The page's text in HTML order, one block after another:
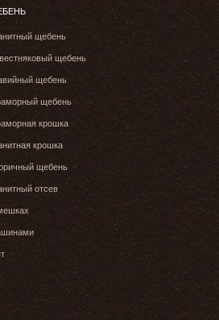
щебень
щебень
щебень
щебень
крошка
крошка
щебень
отсев